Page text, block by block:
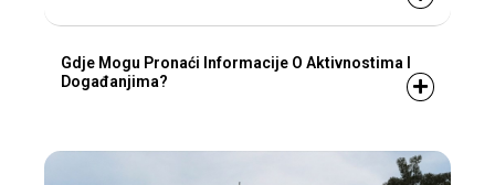
Gdje Mogu Pronaći Informacije O Aktivnostima I
Događanjima?